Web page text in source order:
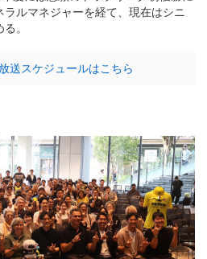
ルマネジャーを経て、現在はシニ
。
送スケジュールはこちら